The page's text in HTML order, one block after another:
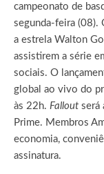
campeonato de
segunda-feira (08).
a estrela Walton
assistirem a série
sociais. O
global ao vivo do
às 22h. Fallout será
Prime. Membros
economia,
assinatura.